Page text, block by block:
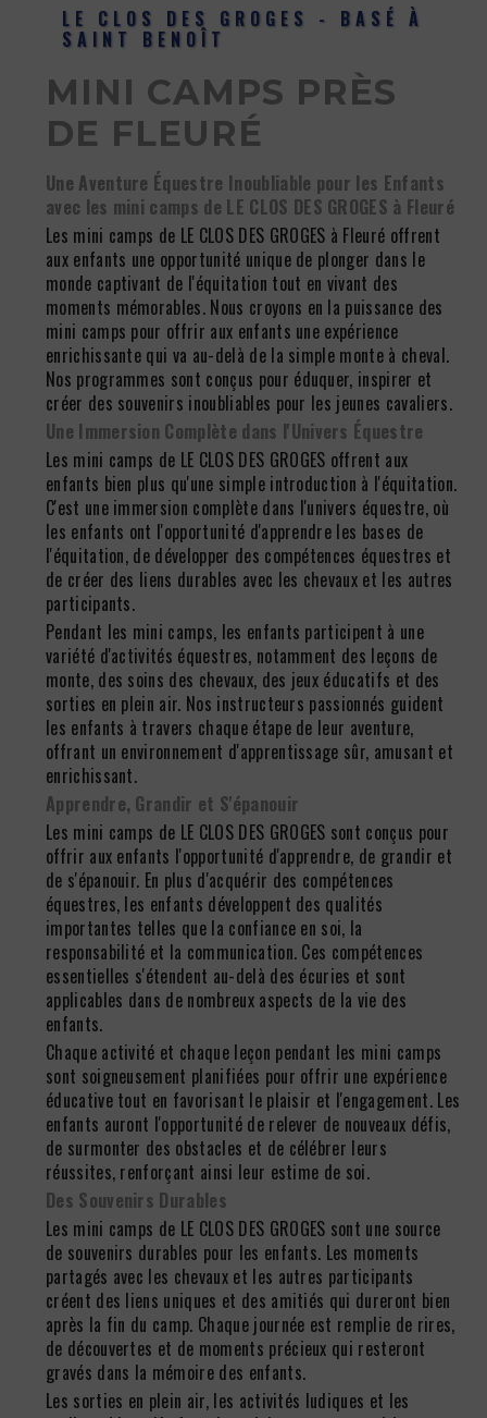
LE CLOS DES GROGES - BASÉ À
SAINT BENOÎT
MINI CAMPS PRÈS
DE FLEURÉ
Une Aventure Équestre Inoubliable pour les Enfants
avec les mini camps de LE CLOS DES GROGES à Fleuré
Les mini camps de LE CLOS DES GROGES à Fleuré offrent
aux enfants une opportunité unique de plonger dans le
monde captivant de l'équitation tout en vivant des
moments mémorables. Nous croyons en la puissance des
mini camps pour offrir aux enfants une expérience
enrichissante qui va au-delà de la simple monte à cheval.
Nos programmes sont conçus pour éduquer, inspirer et
créer des souvenirs inoubliables pour les jeunes cavaliers.
Une Immersion Complète dans l'Univers Équestre
Les mini camps de LE CLOS DES GROGES offrent aux
enfants bien plus qu'une simple introduction à l'équitation.
C'est une immersion complète dans l'univers équestre, où
les enfants ont l'opportunité d'apprendre les bases de
l'équitation, de développer des compétences équestres et
de créer des liens durables avec les chevaux et les autres
participants.
Pendant les mini camps, les enfants participent à une
variété d'activités équestres, notamment des leçons de
monte, des soins des chevaux, des jeux éducatifs et des
sorties en plein air. Nos instructeurs passionnés guident
les enfants à travers chaque étape de leur aventure,
offrant un environnement d'apprentissage sûr, amusant et
enrichissant.
Apprendre, Grandir et S'épanouir
Les mini camps de LE CLOS DES GROGES sont conçus pour
offrir aux enfants l'opportunité d'apprendre, de grandir et
de s'épanouir. En plus d'acquérir des compétences
équestres, les enfants développent des qualités
importantes telles que la confiance en soi, la
responsabilité et la communication. Ces compétences
essentielles s'étendent au-delà des écuries et sont
applicables dans de nombreux aspects de la vie des
enfants.
Chaque activité et chaque leçon pendant les mini camps
sont soigneusement planifiées pour offrir une expérience
éducative tout en favorisant le plaisir et l'engagement. Les
enfants auront l'opportunité de relever de nouveaux défis,
de surmonter des obstacles et de célébrer leurs
réussites, renforçant ainsi leur estime de soi.
Des Souvenirs Durables
Les mini camps de LE CLOS DES GROGES sont une source
de souvenirs durables pour les enfants. Les moments
partagés avec les chevaux et les autres participants
créent des liens uniques et des amitiés qui dureront bien
après la fin du camp. Chaque journée est remplie de rires,
de découvertes et de moments précieux qui resteront
gravés dans la mémoire des enfants.
Les sorties en plein air, les activités ludiques et les